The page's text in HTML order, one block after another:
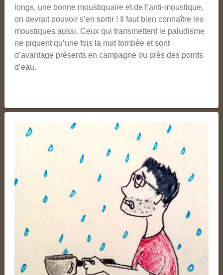
longs, une bonne moustiquaire et de l’anti-moustique,
on devrait pouvoir s’en sortir ! Il faut bien connaître les
moustiques aussi. Ceux qui transmettent le paludisme
ne piquent qu’une fois la nuit tombée et sont
d’avantage présents en campagne ou près des points
d’eau.